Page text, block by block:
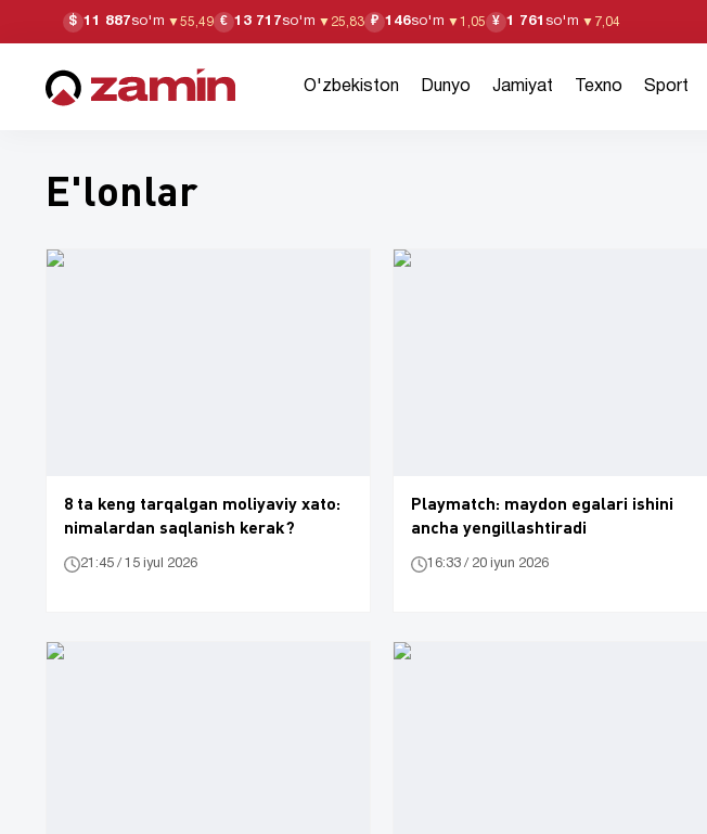
$ 11 887so'm ▼55,49 € 13 717so'm ▼ 25,83 ₽ 146so'm ▼1,05 ¥ 1 761 so'm ▼ 7,04
O'zbekiston Dunyo Jamiyat Texno Sport
E'lonlar
8 ta keng tarqalgan moliyaviy xato:
nimalardan saqlanish kerak?
21:45 / 15 iyul 2026
Playmatch: maydon egalari ishini
ancha yengillashtiradi
16:33 / 20 iyun 2026